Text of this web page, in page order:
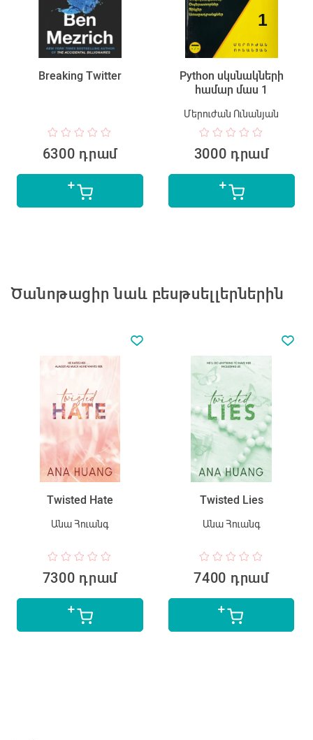
Breaking Twitter
6300 դրամ
Python սկսնակների
համար մաս 1
Մերուժան Ունանյան
3000 դրամ
Ծանոթացիր նաև բեսթսելլերներին
Twisted Hate
Անա Հուանգ
7300 դրամ
Twisted Lies
Անա Հուանգ
7400 դրամ